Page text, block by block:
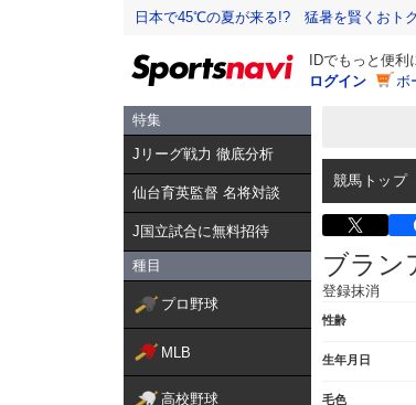
日本で45℃の夏が来る!? 猛暑を賢くおト
IDでもっと便利
ログイン
ボ
特集
Jリーグ戦力 徹底分析
仙台育英監督 名将対談
J国立試合に無料招待
種目
プロ野球
MLB
高校野球
競馬トップ
ブラン
登録抹消
性齢
生年月日
毛色